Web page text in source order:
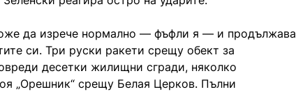
да изрече нормално — фъфли я — и продължава
си. Три руски ракети срещу обект за
десетки жилищни сгради, няколко
„Орешник“ срещу Белая Церков. Пълни